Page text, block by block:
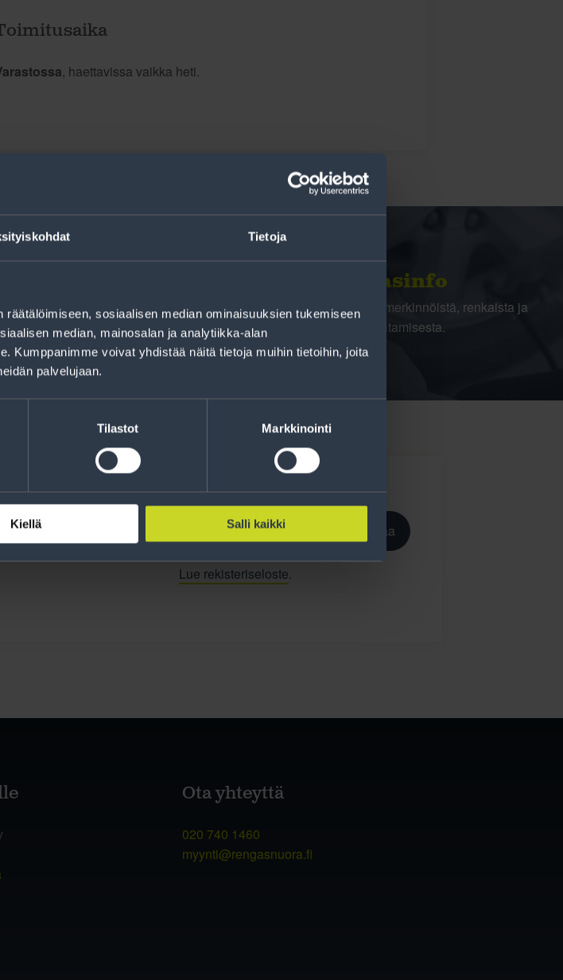
Tietoja
sosiaalisen median ominaisuuksien tukemiseen
median, mainosalan ja analytiikka-alan
Kumppanimme voivat yhdistää näitä tietoja muihin tietoihin, joita
palvelujaan.
Tilastot Markkinointi
Kiellä Salli kaikki
, haettavissa vaikka heti.
tilillä. Saat
renkaillesi.
Rengasinfo
Tavallisen ihmisen tietoa merkinnöistä, renkaista ja
niiden huoltamisesta.
Tilaa
Lue rekisteriseloste.
Ota yhteyttä
020 740 1460
myynti@rengasnuora.fi